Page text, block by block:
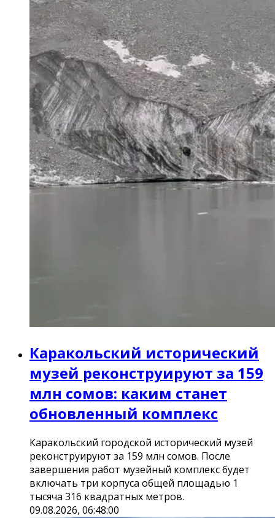
Каракольский исторический
музей реконструируют за 159
млн сомов: каким станет
обновленный комплекс
Каракольский городской исторический музей
реконструируют за 159 млн сомов. После
завершения работ музейный комплекс будет
включать три корпуса общей площадью 1
тысяча 316 квадратных метров.
09.08.2026, 06:48:00